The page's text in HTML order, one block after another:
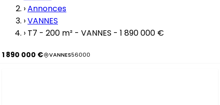
›Annonces
›VANNES
› T7 - 200 m² - VANNES - 1 890 000 €
1 890 000 € VANNES56000